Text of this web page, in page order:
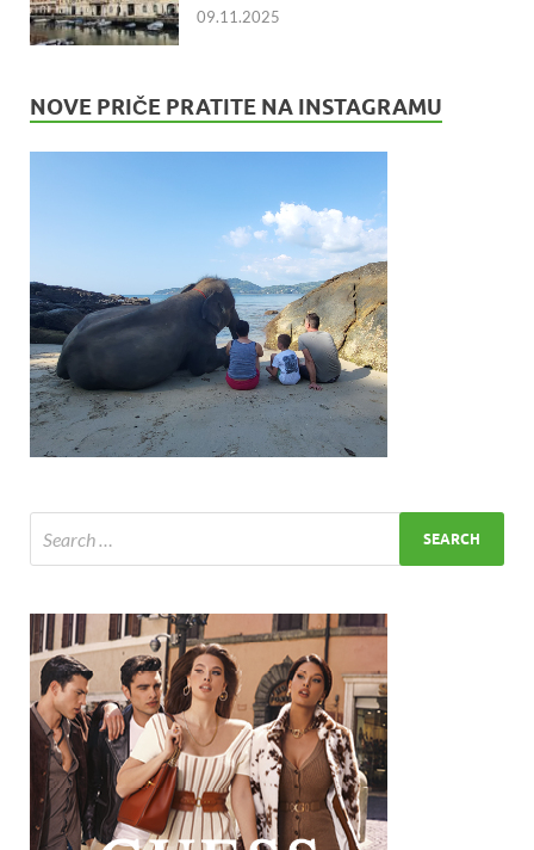
09.11.2025
NOVE PRIČE PRATITE NA INSTAGRAMU